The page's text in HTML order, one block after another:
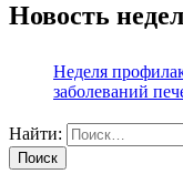
Новость
Неделя
заболеваний
гепатитом 28
Найти: